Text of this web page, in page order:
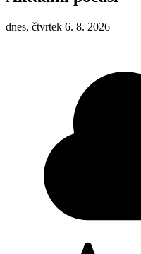
dnes, čtvrtek 6. 8. 2026